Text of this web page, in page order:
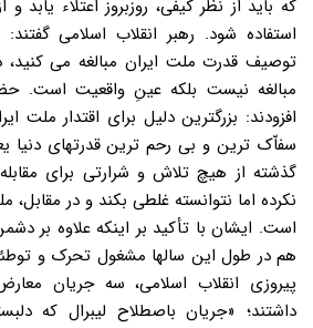
که باید از نظر کیفی، روزبروز اعتلاء
استفاده شود. رهبر انقلاب اسلامی
توصیف قدرت ملت ایران مبالغه می کنید،
مبالغه نیست بلکه عینِ واقعیت است.
افزودند: بزرگترین دلیل برای اقتدار ملت
سفاّک ترین و بی رحم ترین قدرتهای دنیا
گذشته از هیچ تلاش و شرارتی برای
نکرده اما نتوانسته غلطی بکند و در مقابل،
است. ایشان با تأکید بر اینکه علاوه بر
هم در طول این سالها مشغول تحرک و توطئه
پیروزی انقلاب اسلامی، سه جریان
داشتند؛ «جریان باصطلاح لیبرال که